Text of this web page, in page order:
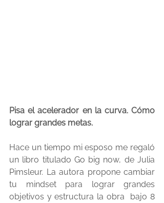
Pisa el acelerador en la curva. Cómo
lograr grandes metas.
Hace un tiempo mi esposo me regaló
un libro titulado Go big now, de Julia
Pimsleur. La autora propone cambiar
tu mindset para lograr grandes
objetivos y estructura la obra  bajo 8